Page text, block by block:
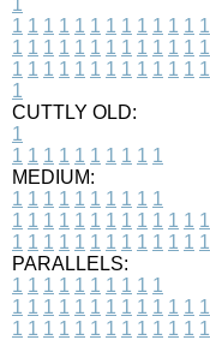
1 1 1 1 1 1 1 1 1 1 1 1 1
1 1 1 1 1 1 1 1 1 1 1 1 1
1 1 1 1 1 1 1 1 1 1 1 1 1
1
CUTTLY OLD:
1
1 1 1 1 1 1 1 1 1 1
MEDIUM:
1 1 1 1 1 1 1 1 1 1
1 1 1 1 1 1 1 1 1 1 1 1 1
1 1 1 1 1 1 1 1 1 1 1 1 1
PARALLELS:
1 1 1 1 1 1 1 1 1 1
1 1 1 1 1 1 1 1 1 1 1 1 1
1 1 1 1 1 1 1 1 1 1 1 1 1